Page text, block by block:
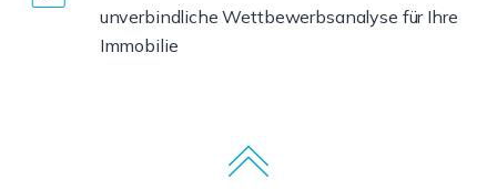
unverbindliche Wettbewerbsanalyse für Ihre
Immobilie